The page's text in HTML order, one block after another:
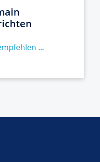
...